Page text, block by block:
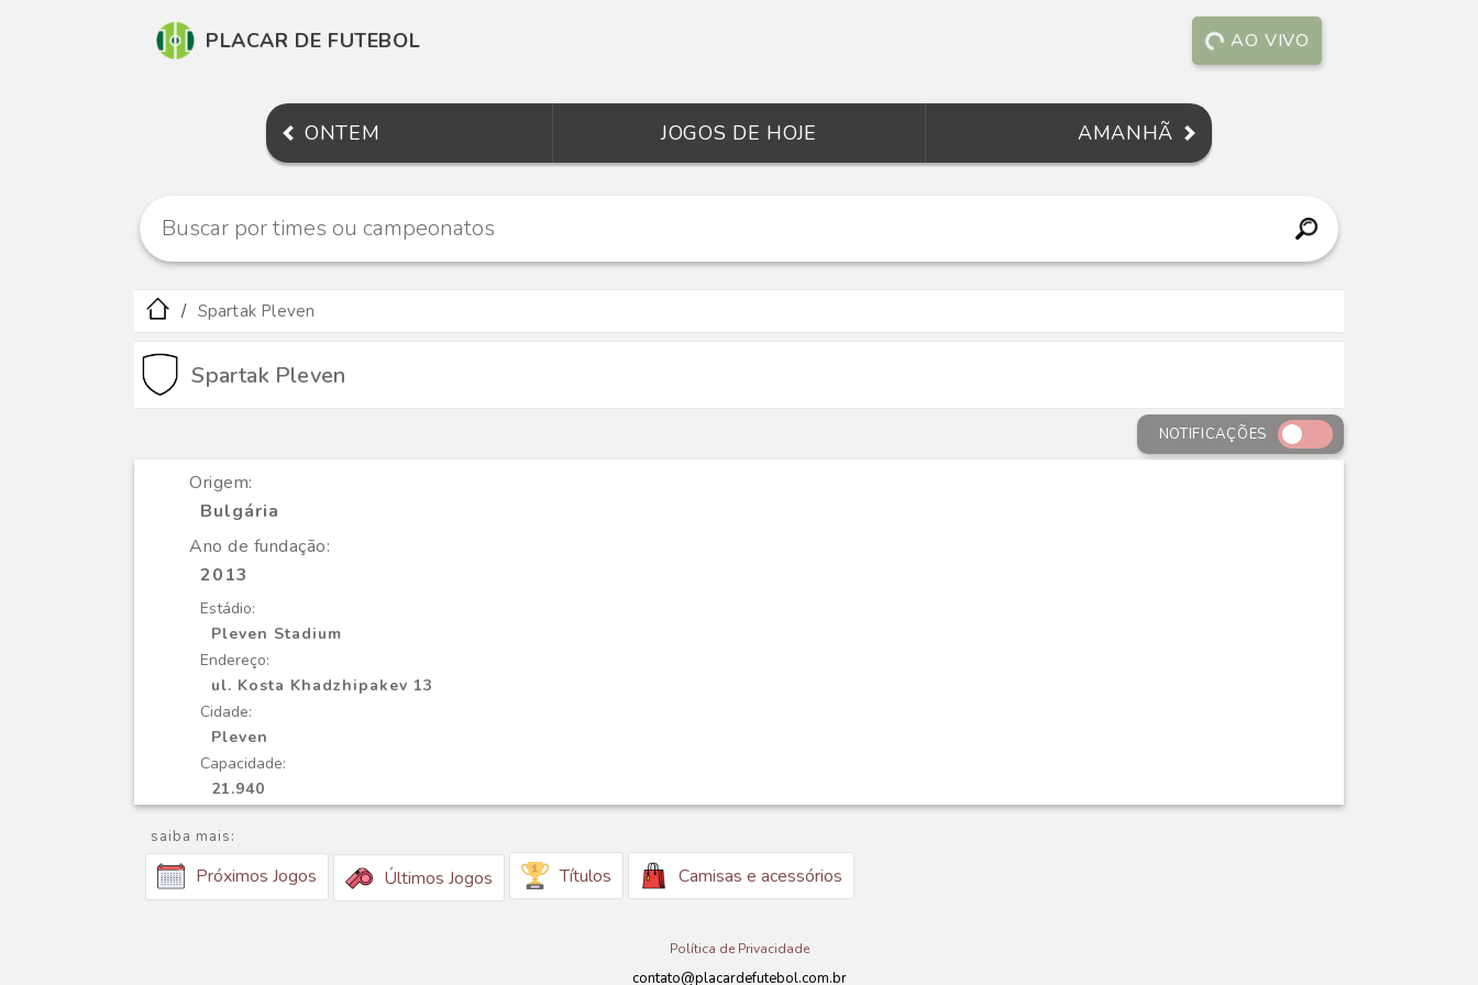
PLACAR DE FUTEBOL AO VIVO
ONTEM JOGOS DE HOJE AMANHÃ
Spartak Pleven
Spartak Pleven
NOTIFICAÇÕES
Origem:
Bulgária
Ano de fundação:
2013
Estádio:
Pleven Stadium
Endereço:
ul. Kosta Khadzhipakev 13
Cidade:
Pleven
Capacidade:
21.940
saiba mais:
Próximos Jogos Últimos Jogos Títulos Camisas e acessórios
Política de Privacidade
contato@placardefutebol.com.br